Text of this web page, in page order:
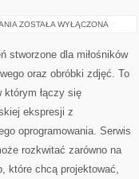
GRAFIKA
ZOSTAŁA WYŁĄCZONA
stworzone dla miłośników
oraz obróbki zdjęć. To
którym łączy się
ekspresji z
oprogramowania. Serwis
rozkwitać zarówno na
które chcą projektować,